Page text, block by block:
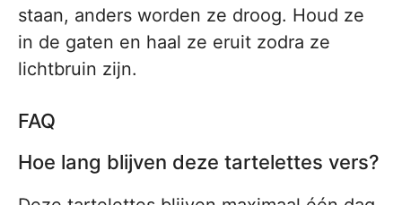
staan, anders worden ze droog. Houd ze
in de gaten en haal ze eruit zodra ze
lichtbruin zijn.
FAQ
Hoe lang blijven deze tartelettes vers?